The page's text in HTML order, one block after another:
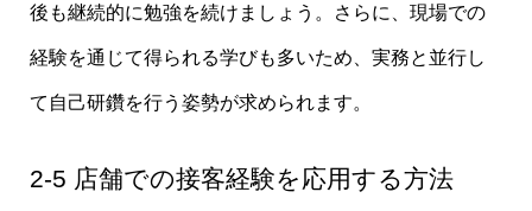
後も継続的に勉強を続けましょう。さらに、現場での
経験を通じて得られる学びも多いため、実務と並行し
て自己研鑽を行う姿勢が求められます。
2-5 店舗での接客経験を応用する方法